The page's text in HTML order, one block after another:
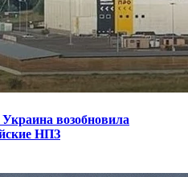
возобновила
НПЗ